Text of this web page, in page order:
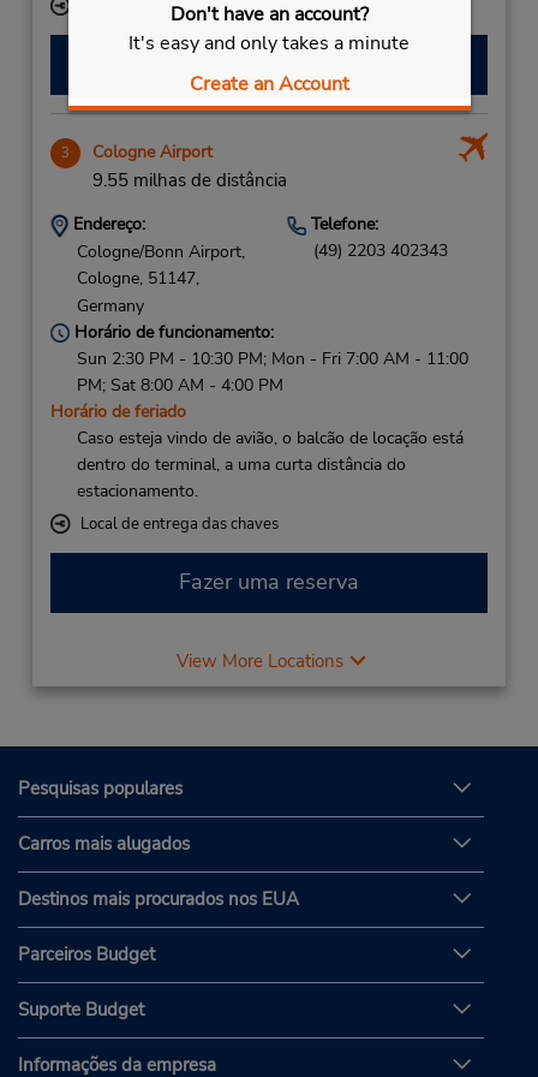
Don't have an account?
It's easy and only takes a minute
Create an Account
Local de entrega das chaves
3 Cologne Airport
9.55 milhas de distância
Endereço:
Cologne/Bonn Airport,
Cologne, 51147,
Germany
Telefone:
(49) 2203 402343
Horário de funcionamento:
Sun 2:30 PM - 10:30 PM; Mon - Fri 7:00 AM - 11:00
PM; Sat 8:00 AM - 4:00 PM
Horário de feriado
Caso esteja vindo de avião, o balcão de locação está
dentro do terminal, a uma curta distância do
estacionamento.
Local de entrega das chaves
Fazer uma reserva
View More Locations
Pesquisas populares
Carros mais alugados
Destinos mais procurados nos EUA
Parceiros Budget
Suporte Budget
Informações da empresa